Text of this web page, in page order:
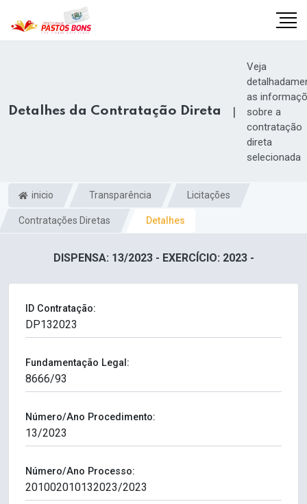
Detalhes da Contratação Direta |
Veja
as
sobre a
contratação
direta
selecionada
inicio Transparência Licitações
Contratações Diretas Detalhes
DISPENSA: 13/2023 - EXERCÍCIO: 2023 -
ID Contratação:
Fundamentação Legal:
Número/Ano Procedimento:
Número/Ano Processo: